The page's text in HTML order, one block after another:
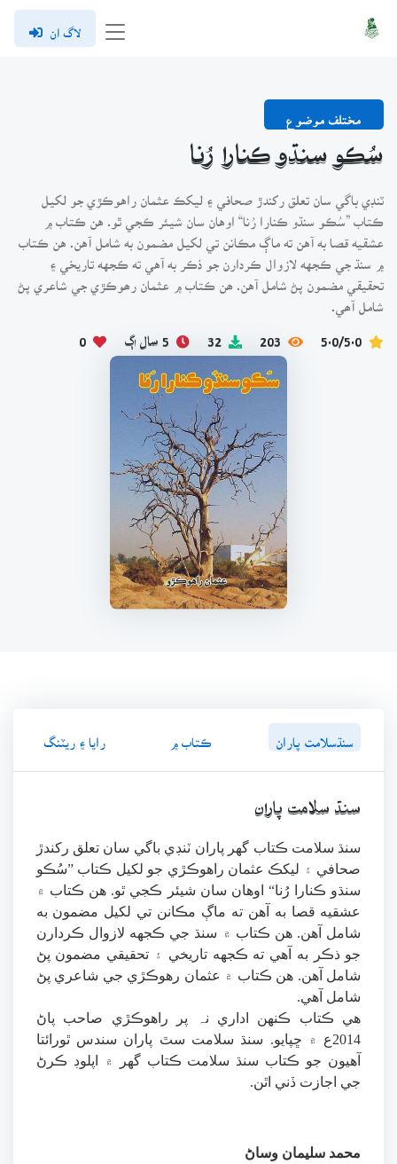
لاگ ان
مختلف موضوع
سُڪو سنڌو ڪنارا رُنا
ٽنڊي باگي سان تعلق رکندڙ صحافي ۽ ليکڪ عثمان راهوڪڙي جو لکيل
ڪتاب ”سُڪو سنڌو ڪنارا رُنا“ اوهان سان شيئر ڪجي ٿو. هن ڪتاب ۾
عشقيه قصا به آهن ته ماڳ مڪانن تي لکيل مضمون به شامل آهن. هن ڪتاب
۾ سنڌ جي ڪجهه لازوال ڪردارن جو ذڪر به آهي ته ڪجهه تاريخي ۽
تحقيقي مضمون پڻ شامل آهن. ھن ڪتاب ۾ عثمان رھوڪڙي جي شاعري پڻ
شامل آھي.
5.0/5.0
203
32 5 سال اڳ 0
سنڌسلامت پاران ڪتاب ۾ رايا ۽ ريٽنگ
سنڌ سلامت پاران
سنڌ سلامت ڪتاب گهر پاران ٽنڊي باگي سان تعلق رکندڙ
صحافي ۽ ليکڪ عثمان راهوڪڙي جو لکيل ڪتاب ”سُڪو
سنڌو ڪنارا رُنا“ اوهان سان شيئر ڪجي ٿو. هن ڪتاب ۾
عشقيه قصا به آهن ته ماڳ مڪانن تي لکيل مضمون به
شامل آهن. هن ڪتاب ۾ سنڌ جي ڪجهه لازوال ڪردارن
جو ذڪر به آهي ته ڪجهه تاريخي ۽ تحقيقي مضمون پڻ
شامل آهن. ھن ڪتاب ۾ عثمان رھوڪڙي جي شاعري پڻ
شامل آھي.
هي ڪتاب ڪنھن اداري نہ پر راھوڪڙي صاحب پاڻ
2014ع ۾ ڇپايو. سنڌ سلامت سٿ پاران سندس ٿورائتا
آهيون جو ڪتاب سنڌ سلامت ڪتاب گهر ۾ اپلوڊ ڪرڻ
جي اجازت ڏني اٿن.
محمد سليمان وساڻ